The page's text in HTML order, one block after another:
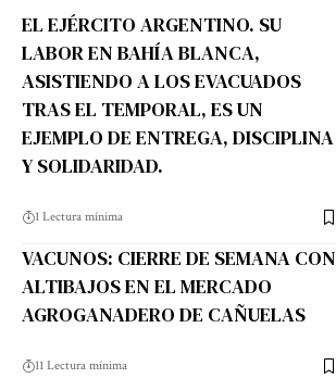
EL EJÉRCITO ARGENTINO. SU
LABOR EN BAHÍA BLANCA,
ASISTIENDO A LOS EVACUADOS
TRAS EL TEMPORAL, ES UN
EJEMPLO DE ENTREGA, DISCIPLINA
Y SOLIDARIDAD.
1 Lectura mínima
VACUNOS: CIERRE DE SEMANA CON
ALTIBAJOS EN EL MERCADO
AGROGANADERO DE CAÑUELAS
11 Lectura mínima